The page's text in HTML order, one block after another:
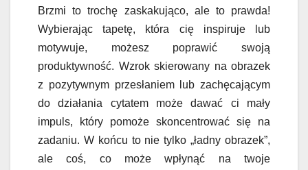
Brzmi to trochę zaskakująco, ale to prawda!
Wybierając tapetę, która cię inspiruje lub
motywuje, możesz poprawić swoją
produktywność. Wzrok skierowany na obrazek
z pozytywnym przesłaniem lub zachęcającym
do działania cytatem może dawać ci mały
impuls, który pomoże skoncentrować się na
zadaniu. W końcu to nie tylko „ładny obrazek”,
ale coś, co może wpłynąć na twoje